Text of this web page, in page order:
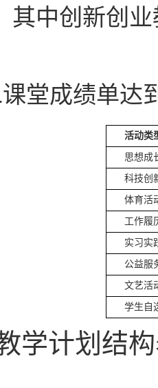
其中创新创
堂成绩单达
活动类
思想成
科技创
体育活
工作履
实习实
公益服
文艺活
学生自
学计划结